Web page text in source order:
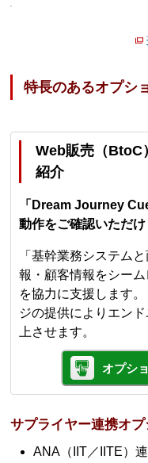
特長のあるオプシ
Web販売（BtoC
紹介
「Dream Journey
動作をご確認いただけ
「基幹業務システム
報・顧客情報をシー
を協力に支援します
ジの提供によりエン
上させます。
オプシ
サプライヤー連携オ
ANA（IIT／IITE）